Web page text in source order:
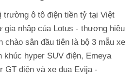
trường ô tô điện tiền tỷ tại Việt
gia nhập của Lotus - thương hiệu
chào sân đầu tiên là bộ 3 mẫu xe
khúc hyper SUV điện, Emeya
GT điện và xe đua Evija -